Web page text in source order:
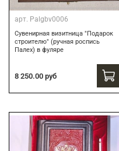
арт. Palgbv0006
Сувенирная визитница "Подарок
строителю" (ручная роспись
Палех) в фуляре
8 250.00 руб